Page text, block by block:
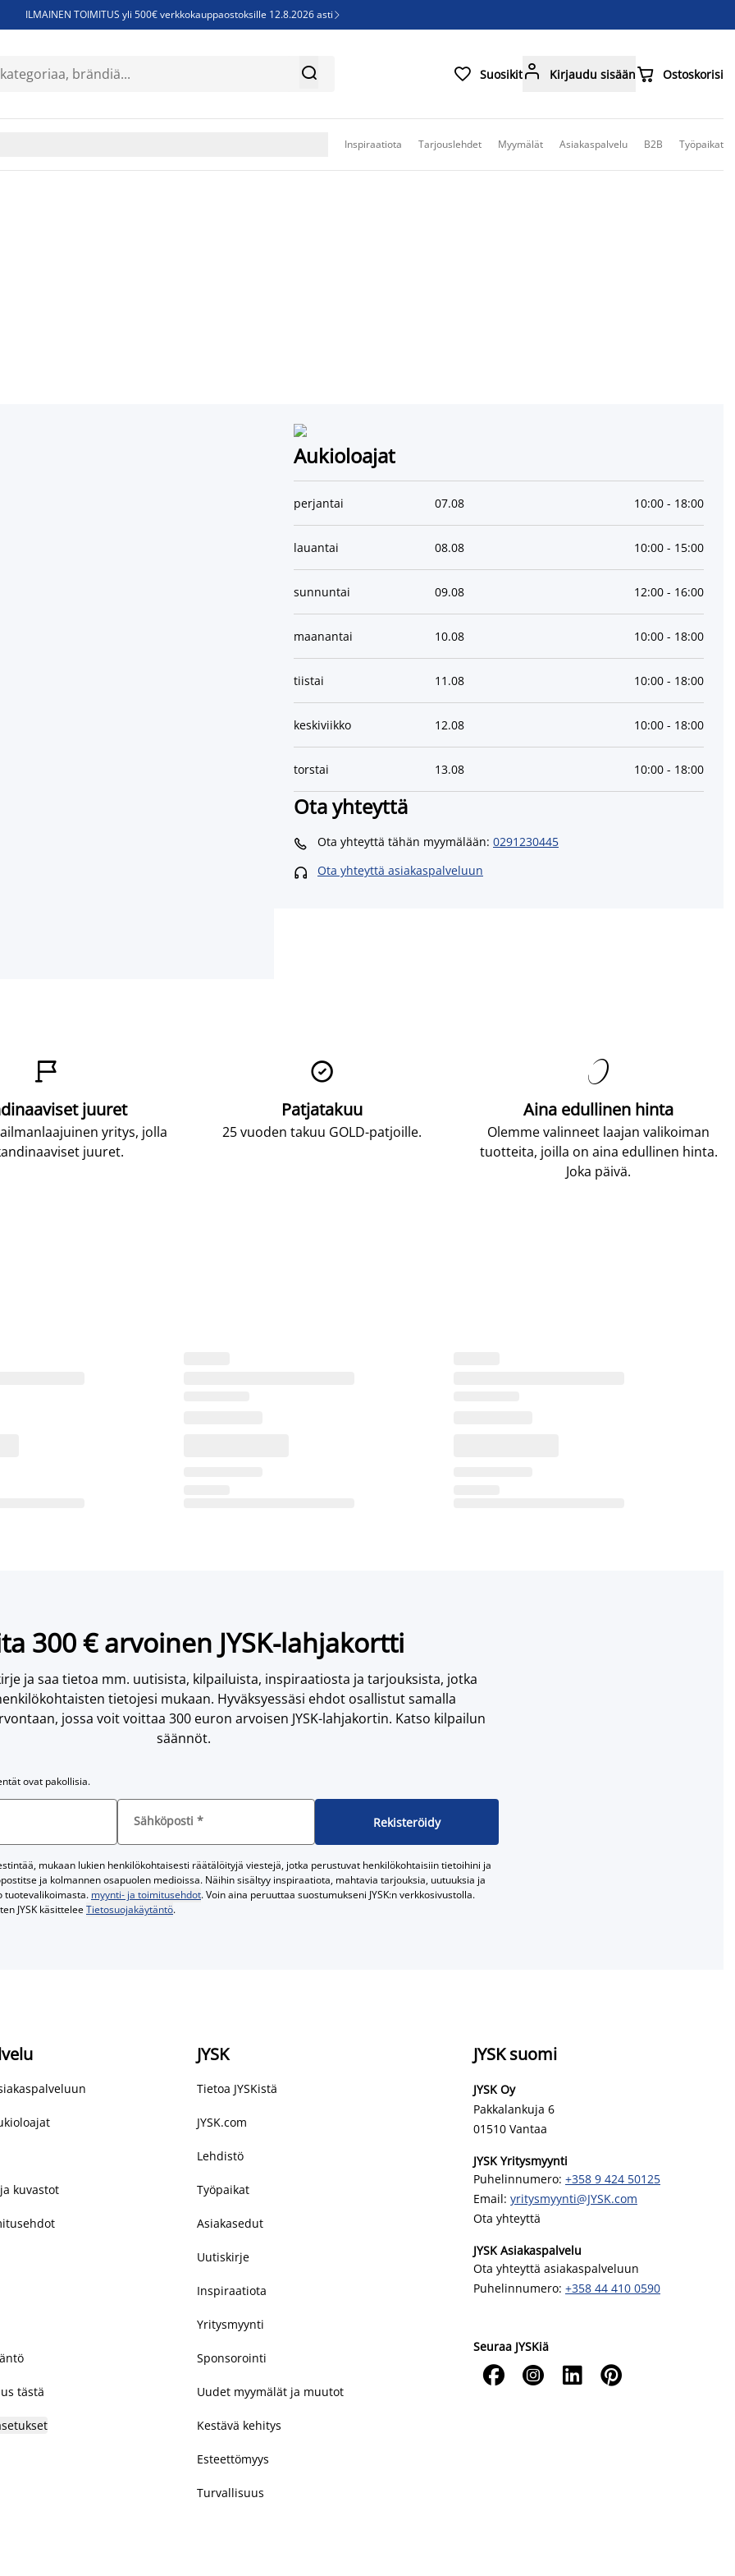
ILMAINEN TOIMITUS yli 500€ verkkokauppaostoksille 12.8.2026 asti 
Sijauspatjoja - Säästä jopa 60%   Suosikit Kirjaudu sisään Ostoskorisi
Inspiraatiota Tarjouslehdet Myymälät Asiakaspalvelu B2B Työpaikat
Aukioloajat
perjantai 07.08 10:00 - 18:00
lauantai 08.08 10:00 - 15:00
sunnuntai 09.08 12:00 - 16:00
maanantai 10.08 10:00 - 18:00
tiistai 11 .08 10:00 - 18:00
keskiviikko 12.08 10:00 - 18:00
torstai 13.08 10:00 - 18:00
Ota yhteyttä
 Ota yhteyttä tähän myymälään: 0291230445
 Ota yhteyttä asiakaspalveluun

juuret
yritys, jolla
juuret.

Patjatakuu
25 vuoden takuu GOLD-patjoille.

Aina edullinen hinta
Olemme valinneet laajan valikoiman
tuotteita, joilla on aina edullinen hinta.
Joka päivä.
300 € arvoinen JYSK-lahjakortti
ja saa tietoa mm. uutisista, kilpailuista, inspiraatiosta ja tarjouksista, jotka
tietojesi mukaan. Hyväksyessäsi ehdot osallistut samalla
jossa voit voittaa 300 euron arvoisen JYSK-lahjakortin. Katso kilpailun
säännöt.
ovat pakollisia.
Sähköposti * Rekisteröidy
mukaan lukien henkilökohtaisesti räätälöityjä viestejä, jotka perustuvat henkilökohtaisiin tietoihini ja
ja kolmannen osapuolen medioissa. Näihin sisältyy inspiraatiota, mahtavia tarjouksia, uutuuksia ja
tuotevalikoimasta. myynti- ja toimitusehdot. Voin aina peruuttaa suostumukseni JYSK:n verkkosivustolla.
JYSK käsitteleeTietosuojakäytäntö.
kuvastot
tästä
JYSK
Tietoa JYSKistä
JYSK.com
Lehdistö
Työpaikat
Asiakasedut
Uutiskirje
Inspiraatiota
Yritysmyynti
Sponsorointi
Uudet myymälät ja muutot
Kestävä kehitys
Esteettömyys
Turvallisuus
JYSK suomi
JYSK Oy
Pakkalankuja 6
01510 Vantaa
JYSK Yritysmyynti
Puhelinnumero: +358 9 424 50125
Email: yritysmyynti@JYSK.com
Ota yhteyttä
JYSK Asiakaspalvelu
Ota yhteyttä asiakaspalveluun
Puhelinnumero: +358 44 410 0590
Seuraa JYSKiä
   